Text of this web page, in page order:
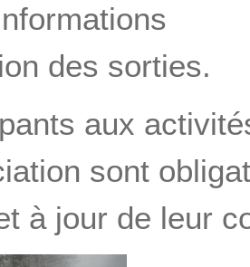
des sorties.
aux
sont
à jour de leur